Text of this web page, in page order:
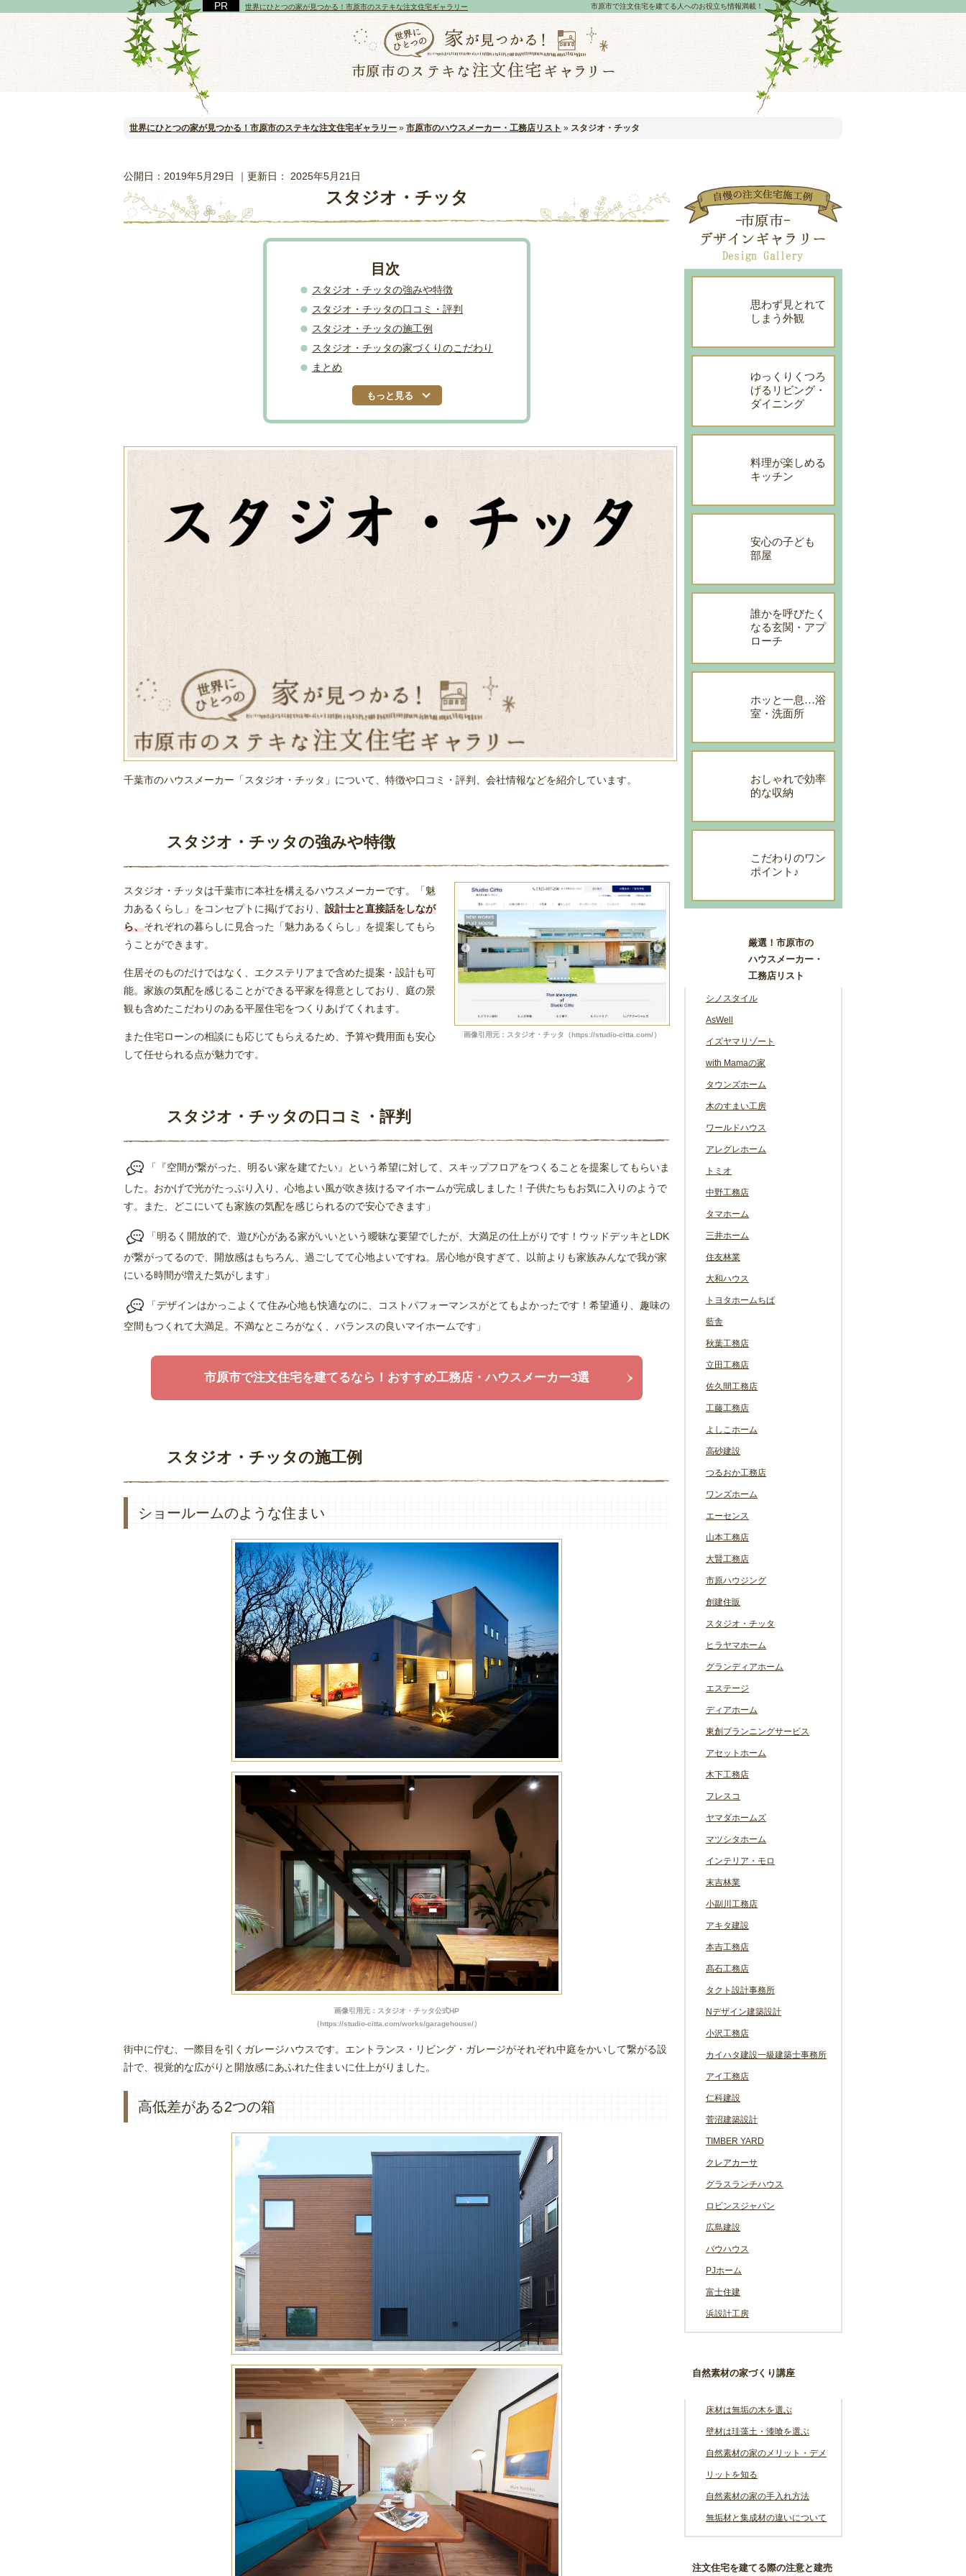
世界にひとつの家が見つかる！市原市のステキな注文住宅ギャラリー 市原市で注文住宅を建てる人へのお役立ち情報満載！
世界にひとつの家が見つかる！市原市のステキな注文住宅ギャラリー » 市原市のハウスメーカー・工務店リスト » スタジオ・チッタ
公開日： 2019年5月29日 ｜更新日： 2025年5月21日
スタジオ・チッタ
スタジオ・チッタの強みや特徴
スタジオ・チッタの口コミ・評判
スタジオ・チッタの施工例
スタジオ・チッタの家づくりのこだわり
まとめ
もっと見る
千葉市のハウスメーカー「スタジオ・チッタ」について、特徴や口コミ・評判、会社情報などを紹介しています。
スタジオ・チッタの強みや特徴
画像引用元：スタジオ・チッタ（https://studio-citta.com/）
スタジオ・チッタは千葉市に本社を構えるハウスメーカーです。「魅
力あるくらし」をコンセプトに掲げており、 設計士と直接話をしなが
ら、それぞれの暮らしに見合った「魅力あるくらし」を提案してもら
うことができます。
住居そのものだけではなく、エクステリアまで含めた提案・設計も可
能。家族の気配を感じることができる平家を得意としており、庭の景
観も含めたこだわりのある平屋住宅をつくりあげてくれます。
また住宅ローンの相談にも応じてもらえるため、予算や費用面も安心
して任せられる点が魅力です。
スタジオ・チッタの口コミ・評判
「『空間が繋がった、明るい家を建てたい』という希望に対して、スキップフロアをつくることを提案してもらいま
した。おかげで光がたっぷり入り、心地よい風が吹き抜けるマイホームが完成しました！子供たちもお気に入りのようで
す。また、どこにいても家族の気配を感じられるので安心できます」
「明るく開放的で、遊び心がある家がいいという曖昧な要望でしたが、大満足の仕上がりです！ウッドデッキとLDK
が繋がってるので、開放感はもちろん、過ごしてて心地よいですね。居心地が良すぎて、以前よりも家族みんなで我が家
にいる時間が増えた気がします」
「デザインはかっこよくて住み心地も快適なのに、コストパフォーマンスがとてもよかったです！希望通り、趣味の
空間もつくれて大満足。不満なところがなく、バランスの良いマイホームです」
市原市で注文住宅を建てるなら！おすすめ工務店・ハウスメーカー3選
スタジオ・チッタの施工例
ショールームのような住まい
画像引用元：スタジオ・チッタ公式HP
（https://studio-citta.com/works/garagehouse/）
街中に佇む、一際目を引くガレージハウスです。エントランス・リビング・ガレージがそれぞれ中庭をかいして繋がる設
計で、視覚的な広がりと開放感にあふれた住まいに仕上がりました。
高低差がある2つの箱
思わず見とれて
しまう外観
ゆっくりくつろ
げるリビング・
ダイニング
料理が楽しめる
キッチン
安心の子ども
部屋
誰かを呼びたく
なる玄関・アプ
ローチ
ホッと一息…浴
室・洗面所
おしゃれで効率
的な収納
こだわりのワン
ポイント♪
厳選！市原市の
ハウスメーカー・
工務店リスト
シノスタイル
AsWell
イズヤマリゾート
with Mamaの家
タウンズホーム
木のすまい工房
ワールドハウス
アレグレホーム
トミオ
中野工務店
タマホーム
三井ホーム
住友林業
大和ハウス
トヨタホームちば
藍舎
秋葉工務店
立田工務店
佐久間工務店
工藤工務店
よしこホーム
高砂建設
つるおか工務店
ワンズホーム
エーセンス
山本工務店
大賢工務店
市原ハウジング
創建住販
スタジオ・チッタ
ヒラヤマホーム
グランディアホーム
エステージ
ディアホーム
東創プランニングサービス
アセットホーム
木下工務店
フレスコ
ヤマダホームズ
マツシタホーム
インテリア・モロ
末吉林業
小副川工務店
アキタ建設
本吉工務店
髙石工務店
タクト設計事務所
Nデザイン建築設計
小沢工務店
カイハタ建設一級建築士事務所
アイ工務店
仁科建設
菅沼建築設計
TIMBER YARD
クレアカーサ
グラスランチハウス
ロビンスジャパン
広島建設
バウハウス
PJホーム
富士住建
浜設計工房
自然素材の家づくり講座
床材は無垢の木を選ぶ
壁材は珪藻土・漆喰を選ぶ
自然素材の家のメリット・デメ
リットを知る
自然素材の家の手入れ方法
無垢材と集成材の違いについて
注文住宅を建てる際の注意と建売